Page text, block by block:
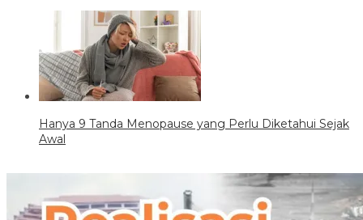
Hanya 9 Tanda Menopause yang Perlu Diketahui Sejak
Awal